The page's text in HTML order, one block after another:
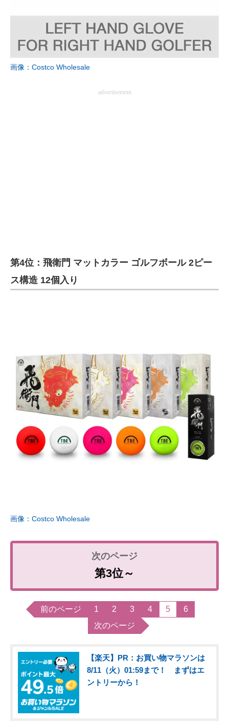
画像：Costco Wholesale
advertisement
第4位：飛衛門 マットカラー ゴルフボール 2ピー
ス構造 12個入り
画像：Costco Wholesale
第3位～
前のページ 1 2 3 4 5
6
次のページ
【楽天】PR：お買い物マラソンは
8/11（火）01:59まで！ まずはエ
ントリーから！